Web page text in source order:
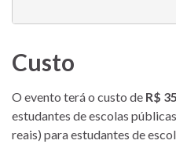
Custo
O evento terá o custo de R$
estudantes de escolas
reais) para estudantes de